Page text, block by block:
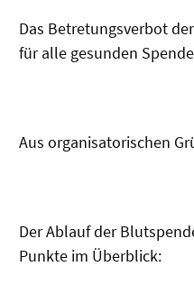
Das Betretungsverbot
für alle gesunden
Aus organisatorischen
Der Ablauf der
Punkte im Überblick: